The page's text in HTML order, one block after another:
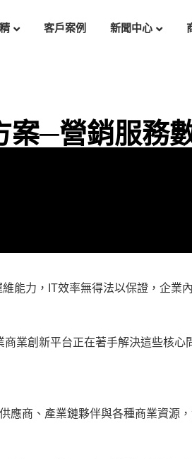
客戶案例 新聞中心
案─營銷服務
力，IT效率無得法以保證，企業
業創新平台正在著手解決這些核
商、產業鏈夥伴與各種商業資源